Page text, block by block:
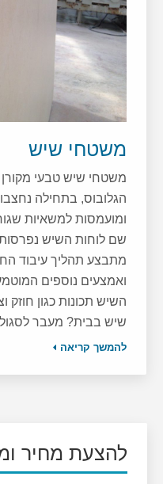
משטחי שיש
משטחי שיש טבעי
הגלובוס, בתחילה
ומועמסות למשאיות
שם לוחות השיש
מתבצע תהליך עיבוד
ואמצעים נוספים
השיש תכונות כגון חוזק
שיש בבית? מעבר
להמשך קריאה
להצעת מחיר